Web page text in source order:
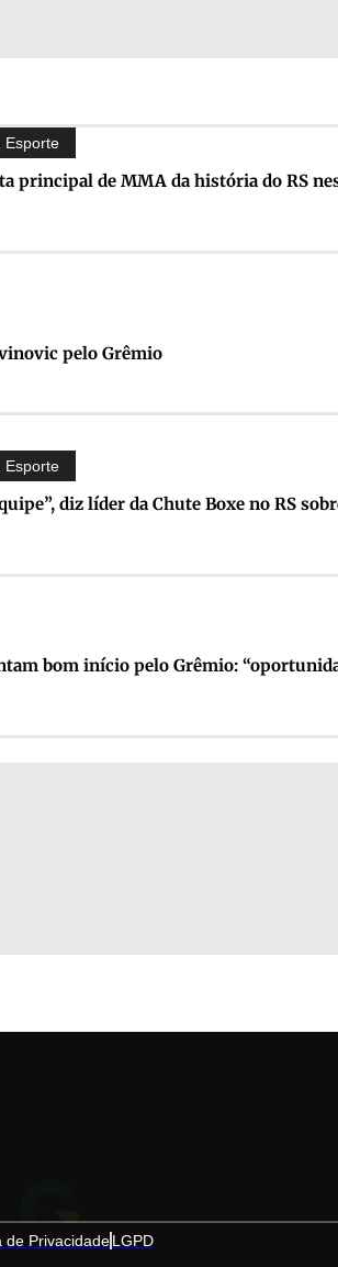
Esporte
principal de MMA da história do RS
pelo Grêmio
Esporte
diz líder da Chute Boxe no RS
bom início pelo Grêmio:
de PrivacidadeLGPD